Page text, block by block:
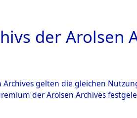
ÜBERSICHT BILD
der Arolsen
gelten die gleichen
der Arolsen Archives